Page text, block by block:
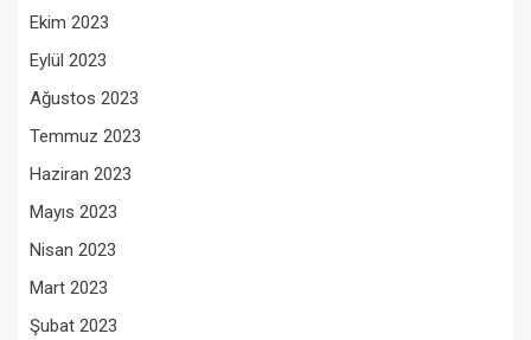
Ekim 2023
Eylül 2023
Ağustos 2023
Temmuz 2023
Haziran 2023
Mayıs 2023
Nisan 2023
Mart 2023
Şubat 2023